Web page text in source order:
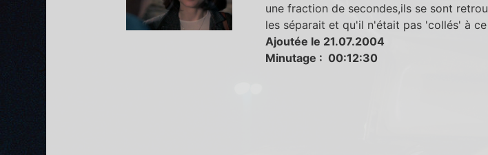
une fraction de secondes,ils se sont
les séparait et qu'il n'était pas 'collés' à
Ajoutée le 21.07.2004
Minutage : 00:12:30